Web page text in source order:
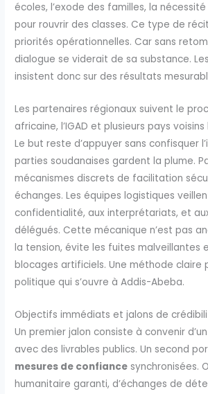
écoles, l’exode des familles, la
pour rouvrir des classes. Ce type de
priorités opérationnelles. Car sans
dialogue se viderait de sa substance.
insistent donc sur des résultats
Les partenaires régionaux suivent le
africaine, l’IGAD et plusieurs pays
Le but reste d’appuyer sans confisquer
parties soudanaises gardent la plume.
mécanismes discrets de facilitation
échanges. Les équipes logistiques
confidentialité, aux interprétariats, et
délégués. Cette mécanique n’est pas
la tension, évite les fuites malveillantes
blocages artificiels. Une méthode claire
politique qui s’ouvre à Addis-Abeba.
Objectifs immédiats et jalons de
Un premier jalon consiste à convenir
avec des livrables publics. Un second
mesures de confiance synchronisées.
humanitaire garanti, d’échanges de